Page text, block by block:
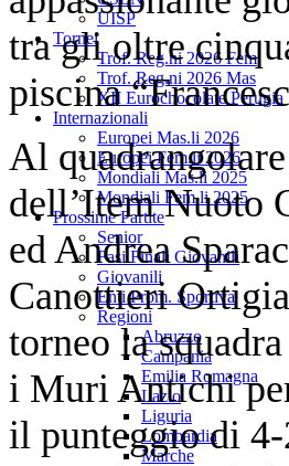
UISP
Tornei
Trof. Reg.ni 2026 Fem
Trof. Reg.ni 2026 Mas
XII Eurochocolate Perugia
Internazionali
Europei Mas.li 2026
Europei Fem.li 2026
Mondiali Mas.li 2025
Mondiali Fem.li 2025
Prossime Partite
Senior
Fasi Finali Giovanili
Giovanili
Enti Prom. Sportiva
Regioni
Abruzzo
Campania
Emilia Romagna
Lazio
Liguria
Lombardia
Marche
tra gli oltre
piscina
Al
dell’Item Nuoto
ed Andrea
Canottieri
torneo la
i Muri Antichi
il punteggio di